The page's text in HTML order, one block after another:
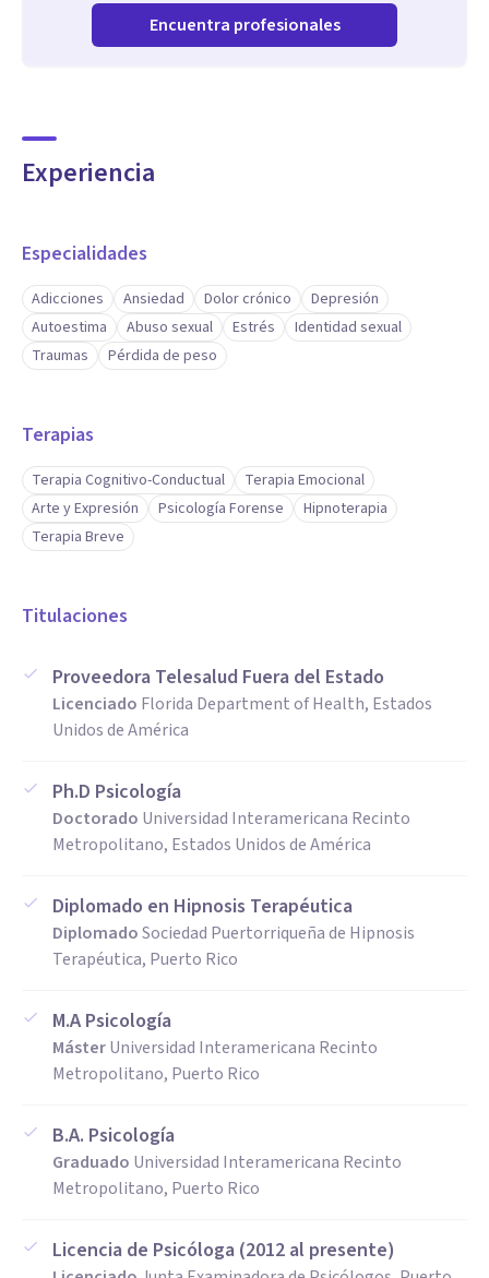
Encuentra profesionales
Experiencia
Especialidades
Adicciones Ansiedad Dolor crónico
Depresión
Autoestima
Abuso sexual Estrés
Identidad sexual
Traumas
Pérdida de peso
Terapias
Terapia Cognitivo-Conductual
Terapia Emocional
Arte y Expresión
Psicología Forense
Hipnoterapia
Terapia Breve
Titulaciones
Proveedora Telesalud Fuera del Estado
Licenciado Florida Department of Health, Estados
Unidos de América
Ph.D Psicología
Doctorado Universidad Interamericana Recinto
Metropolitano, Estados Unidos de América
Diplomado en Hipnosis Terapéutica
DiplomadoSociedad Puertorriqueña de Hipnosis
Terapéutica, Puerto Rico
M.A Psicología
MásterUniversidad Interamericana Recinto
Metropolitano, Puerto Rico
B.A. Psicología
Graduado Universidad Interamericana Recinto
Metropolitano, Puerto Rico
Licencia de Psicóloga (2012 al presente)